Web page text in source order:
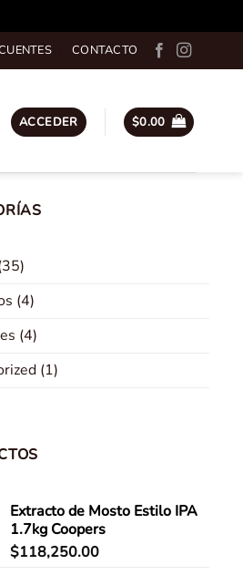
CONTACTO
ACCEDER $0.00
(4)
(4)
(1)
Extracto de Mosto Estilo IPA
1.7kg Coopers
$118,250.00